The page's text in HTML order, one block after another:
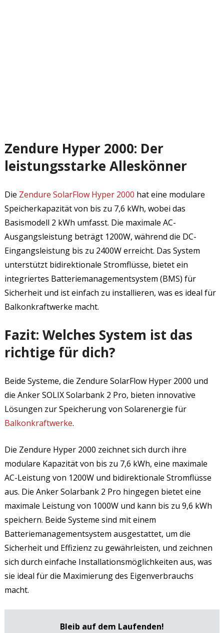
Zendure Hyper 2000: Der
leistungsstarke Alleskönner
Die Zendure SolarFlow Hyper 2000 hat eine modulare
Speicherkapazität von bis zu 7,6 kWh, wobei das
Basismodell 2 kWh umfasst. Die maximale AC-
Ausgangsleistung beträgt 1200W, während die DC-
Eingangsleistung bis zu 2400W erreicht. Das System
unterstützt bidirektionale Stromflüsse, bietet ein
integriertes Batteriemanagementsystem (BMS) für
Sicherheit und ist einfach zu installieren, was es ideal für
Balkonkraftwerke macht.
Fazit: Welches System ist das
richtige für dich?
Beide Systeme, die Zendure SolarFlow Hyper 2000 und
die Anker SOLIX Solarbank 2 Pro, bieten innovative
Lösungen zur Speicherung von Solarenergie für
Balkonkraftwerke.
Die Zendure Hyper 2000 zeichnet sich durch ihre
modulare Kapazität von bis zu 7,6 kWh, eine maximale
AC-Leistung von 1200W und bidirektionale Stromflüsse
aus. Die Anker Solarbank 2 Pro hingegen bietet eine
maximale Leistung von 1000W und kann bis zu 9,6 kWh
speichern. Beide Systeme sind mit einem
Batteriemanagementsystem ausgestattet, um die
Sicherheit und Effizienz zu gewährleisten, und zeichnen
sich durch einfache Installationsmöglichkeiten aus, was
sie ideal für die Maximierung des Eigenverbrauchs
macht.
Bleib auf dem Laufenden!